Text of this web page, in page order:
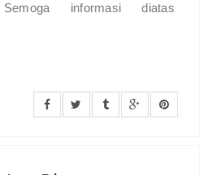
informasi diatas